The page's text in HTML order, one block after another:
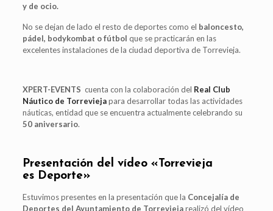
y de ocio.
No se dejan de lado el resto de deportes como el baloncesto,
pádel, bodykombat o fútbol que se practicarán en las
excelentes instalaciones de la ciudad deportiva de Torrevieja.
XPERT-EVENTS cuenta con la colaboración del Real Club
Náutico de Torreviejapara desarrollar todas las actividades
náuticas, entidad que se encuentra actualmente celebrando su
50 aniversario.
Presentación del vídeo «Torrevieja
es Deporte»
Estuvimos presentes en la presentación que la Concejalía de
Deportes del Ayuntamiento de Torreviejarealizó del vídeo